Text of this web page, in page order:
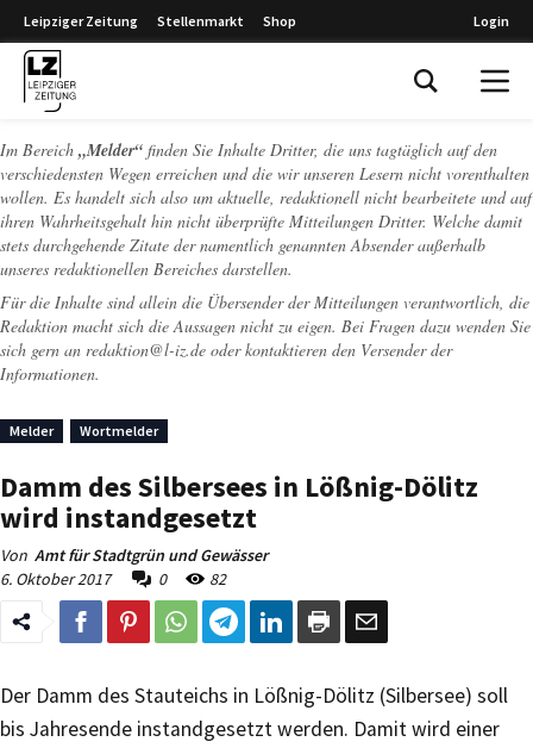
Leipziger Zeitung Stellenmarkt Shop Login
Im Bereich „Melder“ finden Sie Inhalte Dritter, die uns tagtäglich auf den
verschiedensten Wegen erreichen und die wir unseren Lesern nicht vorenthalten
wollen. Es handelt sich also um aktuelle, redaktionell nicht bearbeitete und auf
ihren Wahrheitsgehalt hin nicht überprüfte Mitteilungen Dritter. Welche damit
stets durchgehende Zitate der namentlich genannten Absender außerhalb
unseres redaktionellen Bereiches darstellen.
Für die Inhalte sind allein die Übersender der Mitteilungen verantwortlich, die
Redaktion macht sich die Aussagen nicht zu eigen. Bei Fragen dazu wenden Sie
sich gern an redaktion@l-iz.de oder kontaktieren den Versender der
Informationen.
Melder Wortmelder
Damm des Silbersees in Lößnig-Dölitz
wird instandgesetzt
Von Amt für Stadtgrün und Gewässer
6. Oktober 2017
0 82
Der Damm des Stauteichs in Lößnig-Dölitz (Silbersee) soll
bis Jahresende instandgesetzt werden. Damit wird einer